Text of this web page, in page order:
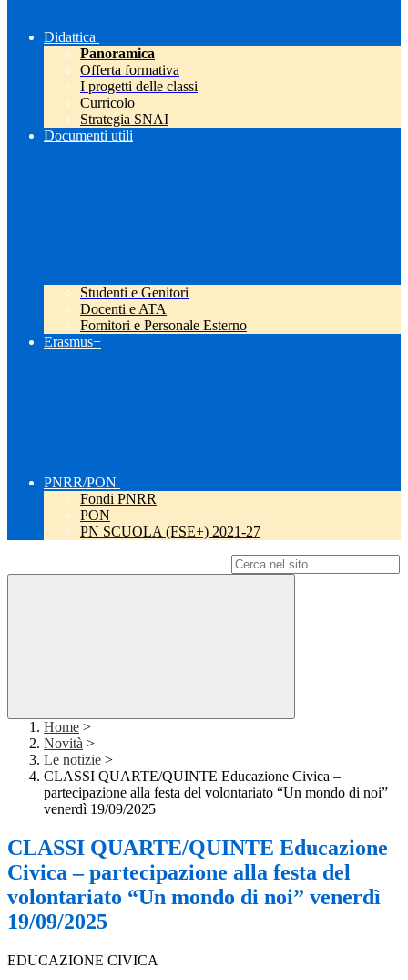
Didattica
Panoramica
Offerta formativa
I progetti delle classi
Curricolo
Strategia SNAI
Documenti utili
Studenti e Genitori
Docenti e ATA
Fornitori e Personale Esterno
Erasmus+
PNRR/PON
Fondi PNRR
PON
PN SCUOLA (FSE+) 2021-27
Home >
Novità >
Le notizie >
CLASSI QUARTE/QUINTE Educazione Civica –
partecipazione alla festa del volontariato “Un mondo di noi”
venerdì 19/09/2025
CLASSI QUARTE/QUINTE Educazione
Civica – partecipazione alla festa del
volontariato “Un mondo di noi” venerdì
19/09/2025
EDUCAZIONE CIVICA